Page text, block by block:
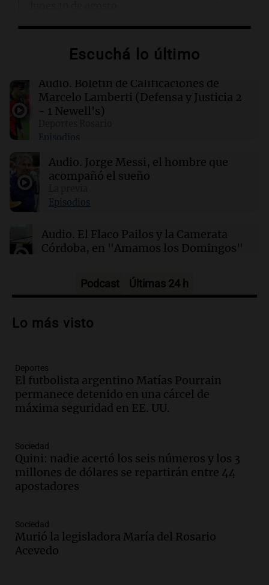
Colombia confirma la muerte de un cabecilla
militar
00:11 Clima
lunes 10 de agosto
00:06 Clima
Clima en CABA: cómo estará el tiempo este
lunes 10 de agosto
Escuchá lo último
Audio. Boletín de Calificaciones de
Marcelo Lamberti (Defensa y Justicia 2
- 1 Newell's)
Episodios
Audio. Jorge Messi, el hombre que
acompañó el sueño
Episodios
Audio. El Flaco Pailos y la Camerata
Córdoba, en "Amamos los Domingos"
hablaron de su obra en Cadena 3
Audio.
recuerdo del paso de Juan Pablo II: "Te
traspasaba con la mirada"
Amamos los Domingos
Audio.
un imperdible cordobés para los
amantes de la astronomía
Amamos los Domingos
la historia del club de Irlanda
revolucionado por hinchas argentinos
Amamos los Domingos
Podcast Últimas 24 h
Lo más visto
Deportes
El futbolista argentino Matías Pourrain
permanece detenido en una cárcel de
máxima seguridad en EE. UU.
Sociedad
Quini: nadie acertó los seis números y los 3
millones de dólares se repartirán entre 44
apostadores
Sociedad
Murió la legisladora María del Rosario
Acevedo